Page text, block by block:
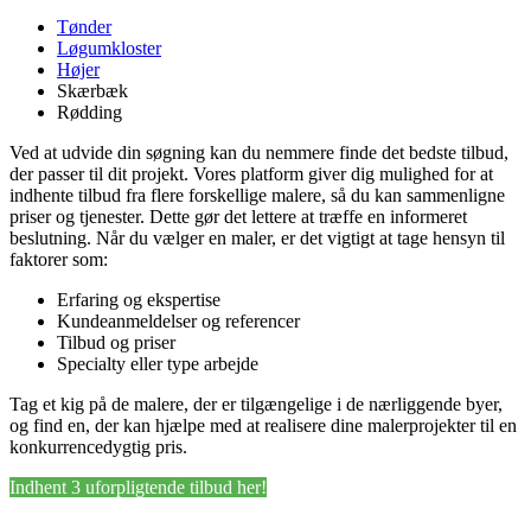
Tønder
Løgumkloster
Højer
Skærbæk
Rødding
Ved at udvide din søgning kan du nemmere finde det bedste tilbud,
der passer til dit projekt. Vores platform giver dig mulighed for at
indhente tilbud fra flere forskellige malere, så du kan sammenligne
priser og tjenester. Dette gør det lettere at træffe en informeret
beslutning. Når du vælger en maler, er det vigtigt at tage hensyn til
faktorer som:
Erfaring og ekspertise
Kundeanmeldelser og referencer
Tilbud og priser
Specialty eller type arbejde
Tag et kig på de malere, der er tilgængelige i de nærliggende byer,
og find en, der kan hjælpe med at realisere dine malerprojekter til en
konkurrencedygtig pris.
Indhent 3 uforpligtende tilbud her!